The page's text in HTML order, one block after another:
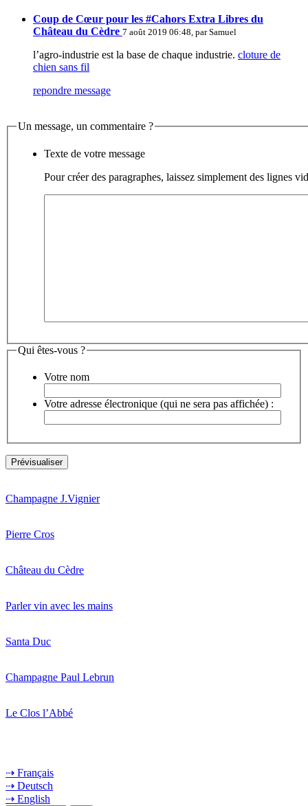
Coup de Cœur pour les #Cahors Extra Libres du
Château du Cèdre 7 août 2019 06:48, parSamuel
l’agro-industrie est la base de chaque industrie. cloture de
chien sans fil
repondre message
Un message, un commentaire ?
Texte de votre message
Pour créer des paragraphes, laissez simplement des lignes
Qui êtes-vous ?
Votre nom
Votre adresse électronique (qui ne sera pas affichée) :
Champagne J.Vignier
Pierre Cros
Château du Cèdre
Parler vin avec les mains
Santa Duc
Champagne Paul Lebrun
Le Clos l’Abbé
⇢ Français
⇢ Deutsch
⇢ English